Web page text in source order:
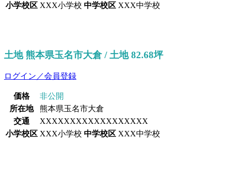
小学校区 XXX小学校 中学校区 XXX中学校
土地 熊本県玉名市大倉 / 土地 82.68坪
ログイン／会員登録
価格
非公開
所在地
熊本県玉名市大倉
交通
XXXXXXXXXXXXXXXXXX
小学校区 XXX小学校 中学校区 XXX中学校